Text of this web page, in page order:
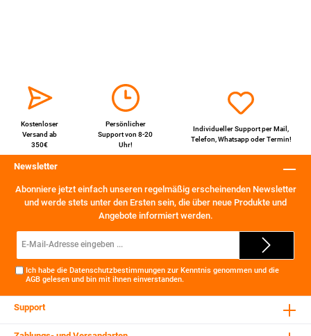
Kostenloser
Versand ab
350€
Persönlicher
Support von 8-20
Uhr!
Individueller Support perMail,
Telefon,WhatsappoderTermin!
Newsletter
Abonniere jetzt einfach unseren regelmäßig erscheinenden Newsletter
und werde stets unter den Ersten sein, die über neue Produkte und
Angebote informiert werden.
Ich habe die Datenschutzbestimmungen zur Kenntnis genommen und die
AGB gelesen und bin mit ihnen einverstanden.
Support